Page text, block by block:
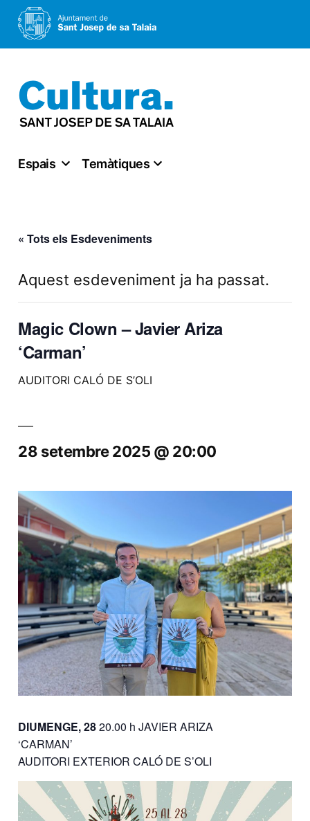
al
contingut
Espais Temàtiques
« Tots els Esdeveniments
Aquest esdeveniment ja ha passat.
Magic Clown – Javier Ariza
‘Carman’
AUDITORI CALÓ DE S’OLI
28 setembre 2025 @ 20:00
DIUMENGE, 2820.00 h JAVIER ARIZA
‘CARMAN’
AUDITORI EXTERIOR CALÓ DE S’OLI